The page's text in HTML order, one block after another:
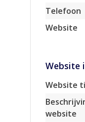
Telefoon
Website
Website
Website
website